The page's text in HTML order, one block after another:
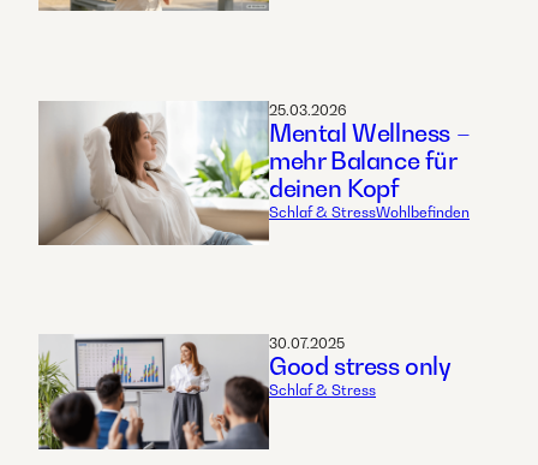
25.03.2026
Mental Wellness –
mehr Balance für
deinen Kopf
Schlaf & StressWohlbefinden
30.07.2025
Good stress only
Schlaf & Stress